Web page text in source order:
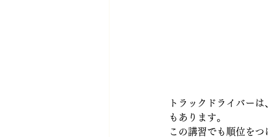
トラックドライバー
もあります。
この講習でも順位を